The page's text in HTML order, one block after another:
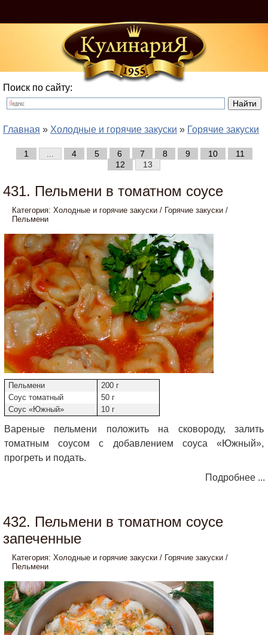
Поиск по сайту:
Главная » Холодные и горячие закуски » Горячие закуски
1 4 5 6 7 8 9 10
11
12
13
431. Пельмени в томатном соусе
Категория: Холодные и горячие закуски / Горячие закуски /
Пельмени
Пельмени
200 г
Соус томатный
50 г
Соус «Южный»
10 г
Вареные пельмени положить на сковороду, залить
томатным соусом с добавлением соуса «Южный»,
прогреть и подать.
Подробнее ...
432. Пельмени в томатном соусе
запеченные
Категория: Холодные и горячие закуски / Горячие закуски /
Пельмени